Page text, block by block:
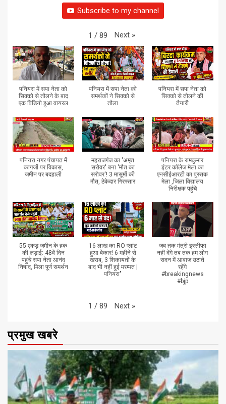
Subscribe to my channel
1 / 89 Next »
पनियरा में सपा नेता को
सिक्को से तौलने के बाद
एक विडियो हुआ वायरल
पनियरा में सपा नेता को
समर्थकों ने सिक्को से
तौला
पनियरा में सपा नेता को
सिक्को से तौलने की
तैयारी
पनियरा नगर पंचायत में
कागजों पर विकास,
जमीन पर बदहाली
महराजगंज का 'अमृत
सरोवर' बना 'मौत का
सरोवर'! 3 मासूमों की
मौत, ठेकेदार गिरफ्तार
पनियरा के रामकुमार
इंटर कॉलेज मेला का
एनसीईआरटी का पुस्तक
मेला ,जिला विद्यालय
निरीक्षक पहुंचे
55 एकड़ जमीन के हक
की लड़ाई: 48वें दिन
पहुंचे सपा नेता आनंद
निषाद, मिला पूर्ण समर्थन
16 लाख का RO प्लांट
हुआ बेकार! 6 महीने से
खराब, 3 शिकायतों के
बाद भी नहीं हुई मरम्मत |
पनियरा"
जब तक मंत्री इस्तीफा
नहीं देंगे तब तक हम लोग
सदन में आवाज उठाते
रहेंगे
#breakingnews
#bjp
1 / 89 Next »
प्रमुख खबरे